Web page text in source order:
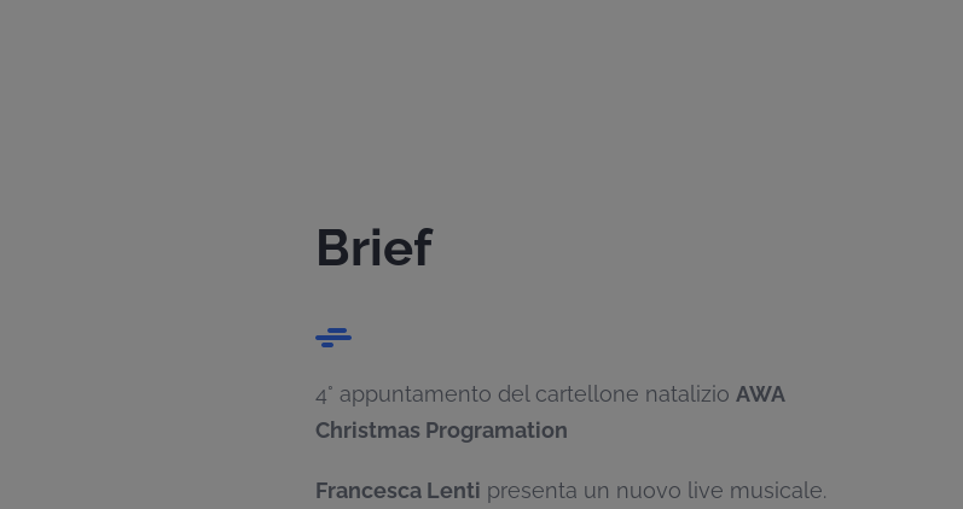
Brief
4° appuntamento del cartellone natalizio AWA
Christmas Programation
Francesca Lenti presenta un nuovo live musicale.